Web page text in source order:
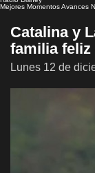
Mejores MomentosAvances
Catalina y
familia feliz
Lunes 12 de